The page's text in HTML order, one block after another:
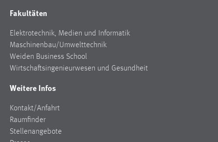
Fakultäten
Elektrotechnik, Medien und Informatik
Maschinenbau/Umwelttechnik
Weiden Business School
Wirtschaftsingenieurwesen und Gesundheit
Weitere Infos
Kontakt/Anfahrt
Raumfinder
Stellenangebote